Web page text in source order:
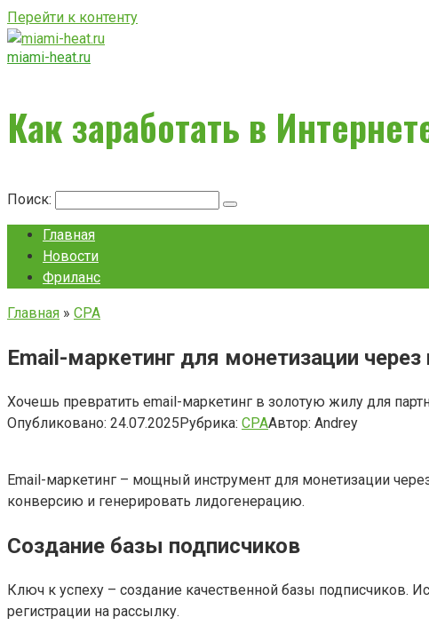
Перейти к контенту
miami-heat.ru
Как заработать в
Поиск:
Главная
Новости
Фриланс
Главная » CPA
Email-маркетинг для монетизации через
Хочешь превратить email-маркетинг в золотую жилу для
Опубликовано: 24.07.2025Рубрика: CPAАвтор: Andrey
Email-маркетинг – мощный инструмент для монетизации
конверсию и генерировать лидогенерацию.
Создание базы подписчиков
Ключ к успеху – создание качественной базы подписчиков.
регистрации на рассылку.